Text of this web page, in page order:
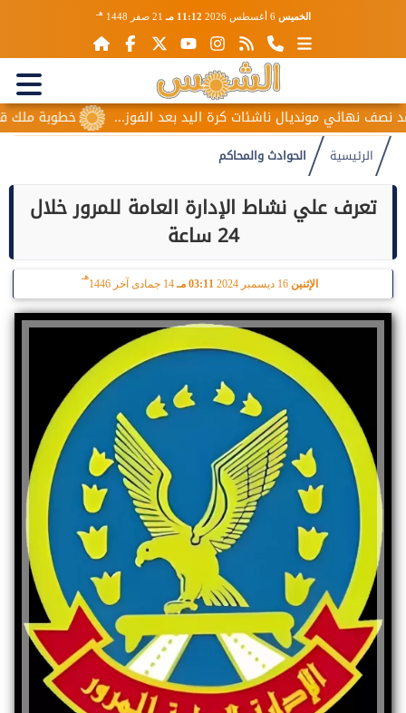
الخميس 6 أغسطس 2026 11:12 مـ 21 صفر 1448 هـ
خطوبة ملك نهائي مونديال ناشئات كرة اليد بعد الفوز...
الرئيسية الحوادث والمحاكم
تعرف علي نشاط الإدارة العامة للمرور خلال
24 ساعة
الإثنين 16 ديسمبر 2024 03:11 مـ 14 جمادى آخر 1446
هـ